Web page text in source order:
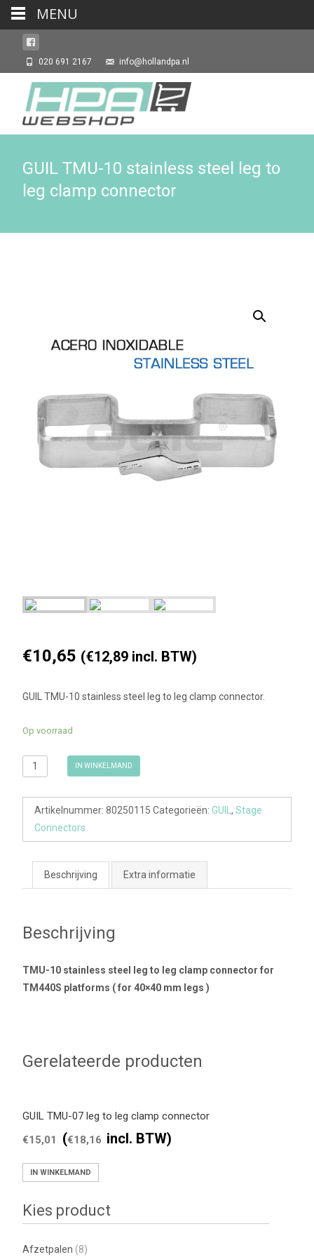
020 691 2167 info@hollandpa.nl
GUIL TMU-10 stainless steel leg to
leg clamp connector
€10,65 (€12,89 incl. BTW)
GUIL TMU-10 stainless steel leg to leg clamp connector.
Op voorraad
GUIL
stainless
steel leg
to leg
connector
aantal
IN WINKELMAND
Artikelnummer: 80250115 Categorieën: GUIL, Stage
Connectors
Beschrijving Extra informatie
Beschrijving
TMU-10 stainless steel leg to leg clamp connector for
TM440S platforms ( for 40×40 mm legs )
Gerelateerde producten
GUIL TMU-07 leg to leg clamp connector
€15,01 (€18,16 incl. BTW)
IN WINKELMAND
Kies product
Afzetpalen (8)
MENU